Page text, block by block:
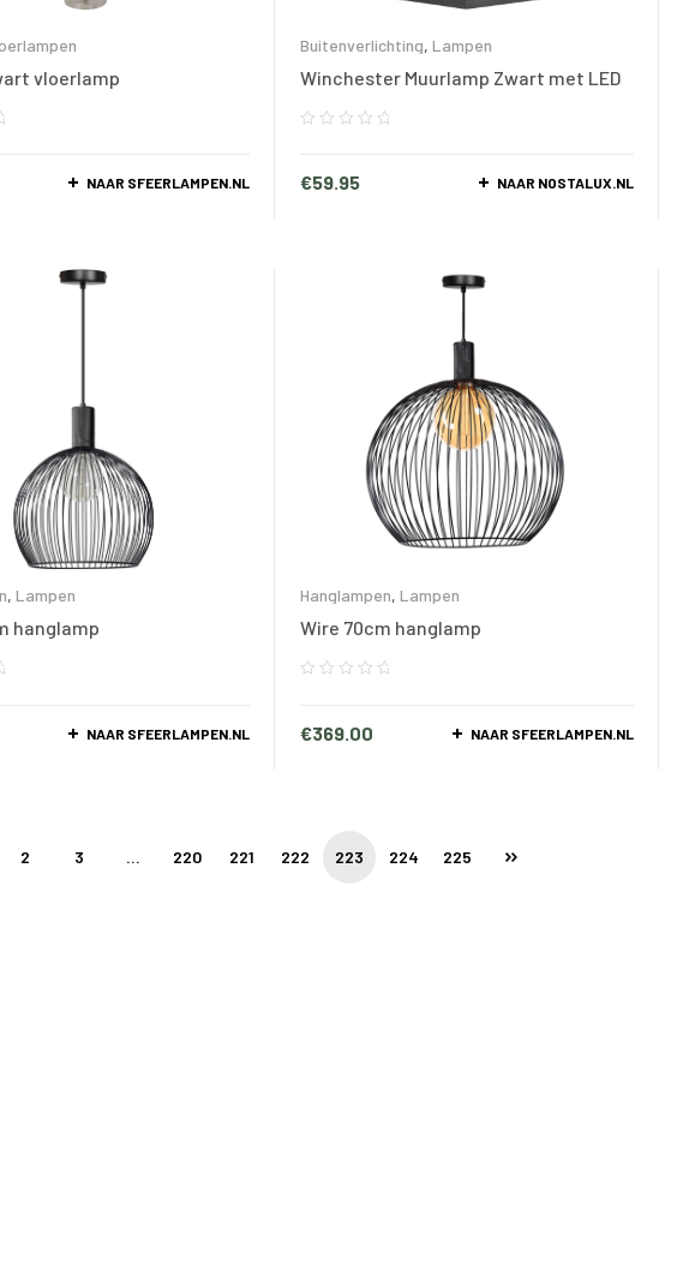
vloerlamp
NAAR SFEERLAMPEN.NL
Buitenverlichting, Lampen
Winchester Muurlamp Zwart met LED
€59.95 NAAR NOSTALUX.NL
, Lampen
hanglamp
NAAR SFEERLAMPEN.NL
Hanglampen, Lampen
Wire 70cm hanglamp
€369.00 NAAR SFEERLAMPEN.NL
2 3 … 220 221 222 223 224 225